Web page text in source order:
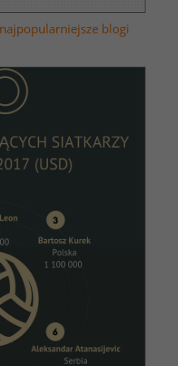
blogi